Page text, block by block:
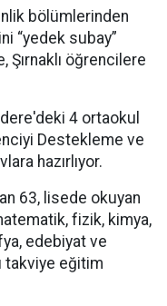
bölümlerinden
“yedek subay”
Şırnaklı öğrencilere
4 ortaokul
Destekleme ve
hazırlıyor.
63, lisede okuyan
fizik, kimya,
edebiyat ve
takviye eğitim